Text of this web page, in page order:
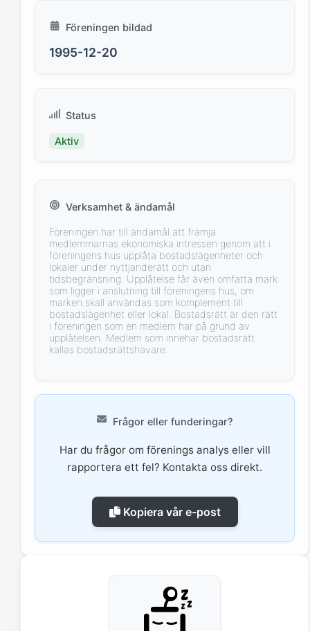
Föreningen bildad
1995-12-20
Status
Aktiv
Verksamhet & ändamål
Föreningen har till ändamål att främja
medlemmarnas ekonomiska intressen genom att i
föreningens hus upplåta bostadslägenheter och
lokaler under nyttjanderätt och utan
tidsbegränsning. Upplåtelse får även omfatta mark
som ligger i anslutning till föreningens hus, om
marken skall användas som komplement till
bostadslägenhet eller lokal. Bostadsrätt är den rätt
i föreningen som en medlem har på grund av
upplåtelsen. Medlem som innehar bostadsrätt
kallas bostadsrättshavare.
Frågor eller funderingar?
Har du frågor om förenings analys eller vill
rapportera ett fel? Kontakta oss direkt.
Kopiera vår e-post